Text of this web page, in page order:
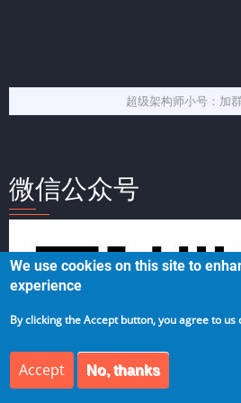
超级架构师小号：加
微信公众号
We use cookies on this site to
experience
By clicking the Accept button, you agree to us
Accept No, thanks